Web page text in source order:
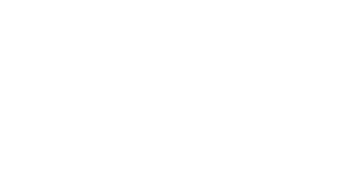
Gleiches erwarten wir von unseren Lieferanten und
sind als dieses Leitbild, gelten selbstverständlich.